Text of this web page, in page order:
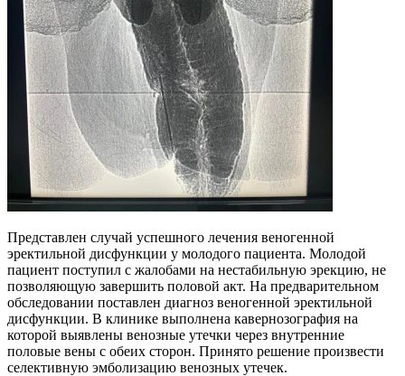
Представлен случай успешного лечения веногенной
эректильной дисфункции у молодого пациента. Молодой
пациент поступил с жалобами на нестабильную эрекцию, не
позволяющую завершить половой акт. На предварительном
обследовании поставлен диагноз веногенной эректильной
дисфункции. В клинике выполнена кавернозография на
которой выявлены венозные утечки через внутренние
половые вены с обеих сторон. Принято решение произвести
селективную эмболизацию венозных утечек.